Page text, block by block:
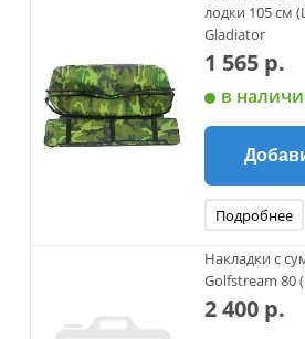
лодки 105 см
Gladiator
1 565 р.
в
Подробнее
Накладки с
Golfstream 80
2 400 р.